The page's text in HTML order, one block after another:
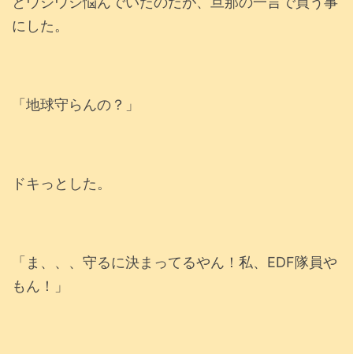
にした。
「地球守らんの？」
ドキっとした。
「ま、、、守るに決まってるやん！私、EDF隊員や
もん！」